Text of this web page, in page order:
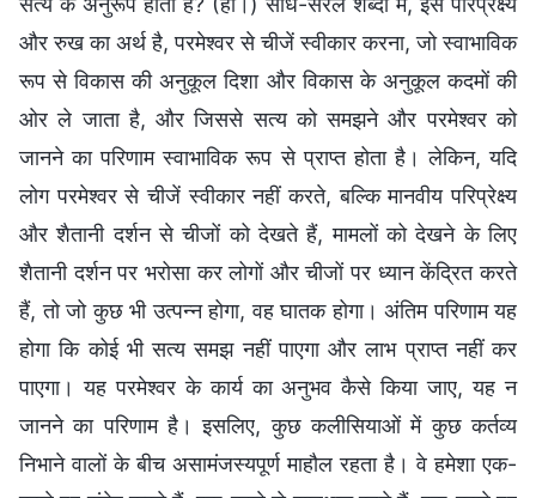
और रुख का अर्थ है, परमेश्वर से चीजें स्वीकार करना, जो स्वाभाविक
रूप से विकास की अनुकूल दिशा और विकास के अनुकूल कदमों की
ओर ले जाता है, और जिससे सत्य को समझने और परमेश्वर को
जानने का परिणाम स्वाभाविक रूप से प्राप्त होता है। लेकिन, यदि
लोग परमेश्वर से चीजें स्वीकार नहीं करते, बल्कि मानवीय परिप्रेक्ष्य
और शैतानी दर्शन से चीजों को देखते हैं, मामलों को देखने के लिए
शैतानी दर्शन पर भरोसा कर लोगों और चीजों पर ध्यान केंद्रित करते
हैं, तो जो कुछ भी उत्पन्न होगा, वह घातक होगा। अंतिम परिणाम यह
होगा कि कोई भी सत्य समझ नहीं पाएगा और लाभ प्राप्त नहीं कर
पाएगा। यह परमेश्वर के कार्य का अनुभव कैसे किया जाए, यह न
जानने का परिणाम है। इसलिए, कुछ कलीसियाओं में कुछ कर्तव्य
निभाने वालों के बीच असामंजस्यपूर्ण माहौल रहता है। वे हमेशा एक-